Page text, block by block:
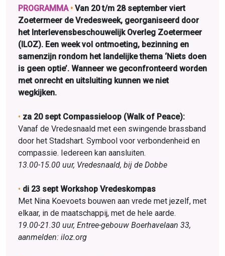
PROGRAMMA • Van 20 t/m 28 september viert
Zoetermeer de Vredesweek, georganiseerd door
het Interlevensbeschouwelijk Overleg Zoetermeer
(ILOZ). Een week vol ontmoeting, bezinning en
samenzijn rondom het landelijke thema ‘Niets doen
is geen optie’. Wanneer we geconfronteerd worden
met onrecht en uitsluiting kunnen we niet
wegkijken.
• za 20 sept Compassieloop (Walk of Peace):
Vanaf de Vredesnaald met een swingende brass­band
door het Stadshart. Symbool voor verbondenheid en
compassie. Iedereen kan aansluiten.
13.00-15.00 uur, Vredesnaald, bij de Dobbe
• di 23 sept Workshop Vredeskompas
Met Nina Koevoets bouwen aan vrede met jezelf, met
elkaar, in de maatschappij, met de hele aarde.
19.00-21.30 uur, Entree-gebouw Boerhavelaan 33,
aanmelden: iloz.org